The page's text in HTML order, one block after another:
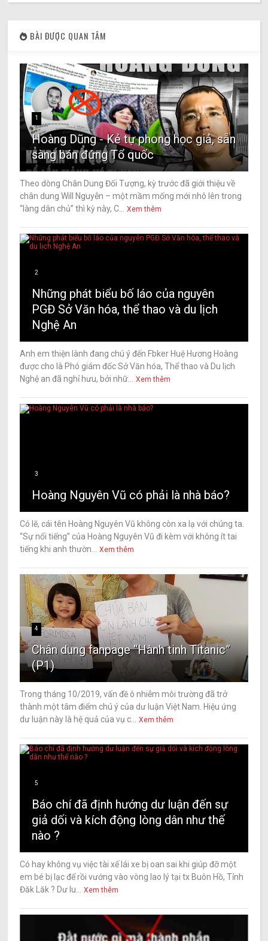
BÀI ĐƯỢC QUAN TÂM
1
Hoàng Dũng - Kẻ tự phong học giả, sẵn
sàng bán đứng Tổ quốc
Theo dòng Chân Dung Đối Tượng, kỳ trước đã giới thiệu về
chân dung Will Nguyễn – một mầm mống mới nhô lên trong
“làng dân chủ” thì kỳ này, C...
Xem thêm
2
Những phát biểu bố láo của nguyên
PGĐ Sở Văn hóa, thể thao và du lịch
Nghệ An
Anh em thiện lành đang chú ý đến Fbker Huệ Hương Hoàng
được cho là Phó giám đốc Sở Văn hóa, Thể thao và Du lịch
Nghệ an đã nghỉ hưu, bởi nhữ...
Xem thêm
3
Hoàng Nguyên Vũ có phải là nhà báo?
Có lẽ, cái tên Hoàng Nguyên Vũ không còn xa lạ với chúng ta.
“Sự nổi tiếng” của Hoàng Nguyên Vũ đi kèm với không ít tai
tiếng khi anh thườn...
Xem thêm
4
Chân dung fanpage “Hành tinh Titanic”
(P1)
Trong tháng 10/2019, vấn đề ô nhiễm môi trường đã trở
thành một tâm điểm chú ý của dư luận Việt Nam. Hiệu ứng
dư luận này là hệ quả của vụ c...
Xem thêm
5
Báo chí đã định hướng dư luận đến sự
giả dối và kích động lòng dân như thế
nào ?
Có hay không vụ việc tài xế lái xe bị oan sai khi giúp đỡ một
em bé bị lạc để rồi vướng vào vòng lao lý tại tx Buôn Hồ, Tỉnh
Đăk Lăk ? Dư lu...
Xem thêm